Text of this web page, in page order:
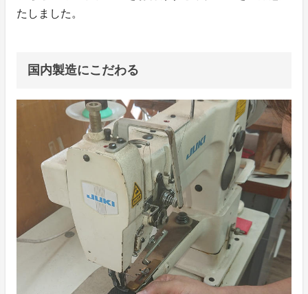
たしました。
国内製造にこだわる